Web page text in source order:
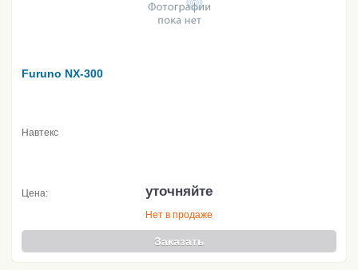
Furuno NX-300
Навтекс
Цена: уточняйте
Нет в продаже
Заказать